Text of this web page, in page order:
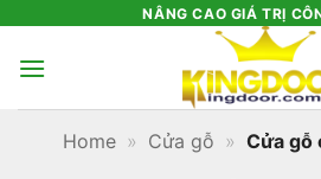
nội
NÂNG CAO GIÁ TRỊ
Home » Cửa gỗ » Cửa gỗ